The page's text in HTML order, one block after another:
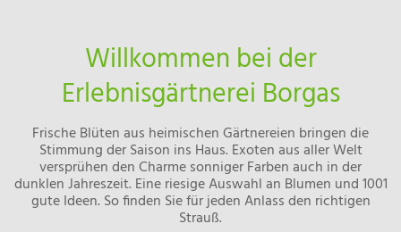
Willkommen bei der
Erlebnisgärtnerei Borgas
Frische Blüten aus heimischen Gärtnereien bringen die
Stimmung der Saison ins Haus. Exoten aus aller Welt
versprühen den Charme sonniger Farben auch in der
dunklen Jahreszeit. Eine riesige Auswahl an Blumen und 1001
gute Ideen. So finden Sie für jeden Anlass den richtigen
Strauß.